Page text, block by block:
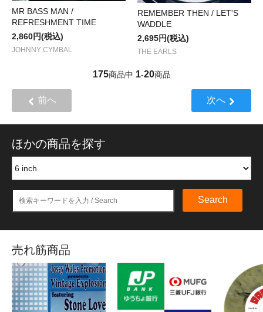
MR BASS MAN /
REFRESHMENT TIME
2,860円(税込)
JOHNNY CYMBAL
REMEMBER THEN / LET'S
WADDLE
2,695円(税込)
THE EARLS
175商品中 1-20商品
前へ 次へ
ほかの商品を探す
Search
売れ筋商品